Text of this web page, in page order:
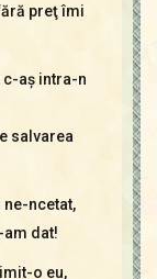
preţ îmi
c-aş intra-n
salvarea
ncetat,
dat!
o eu,